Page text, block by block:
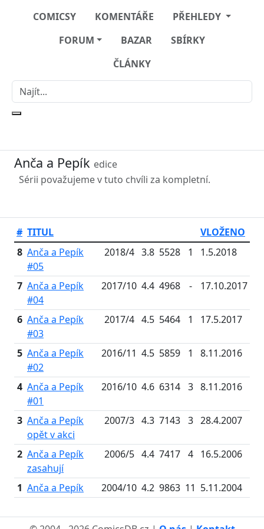
COMICSY KOMENTÁŘE
PŘEHLEDY
FORUM
BAZAR
SBÍRKY
ČLÁNKY
Anča a Pepík edice
Sérii považujeme v tuto chvíli za kompletní.
# TITUL
VLOŽENO
8 Anča a Pepík
#05
2018/4 3.8 5528 1 1.5.2018
7 Anča a Pepík
#04
2017/10 4.4 4968 - 17.10.2017
6 Anča a Pepík
#03
2017/4 4.5 5464 1 17.5.2017
5 Anča a Pepík
#02
2016/11 4.5 5859 1 8.11.2016
4 Anča a Pepík
#01
2016/10 4.6 6314 3 8.11.2016
3 Anča a Pepík
opět v akci
2007/3 4.3 7143 3 28.4.2007
2 Anča a Pepík
zasahují
2006/5 4.4 7417 4 16.5.2006
1 Anča a Pepík 2004/10 4.2 9863 11 5.11.2004